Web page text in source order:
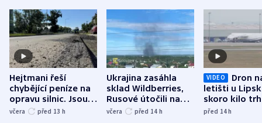
Hejtmani řeší
chybějící peníze na
opravu silnic. Jsou
nenárokové, namítá
včera před 13 h
Ukrajina zasáhla
sklad Wildberries,
Rusové útočili na
trh, hasiče či
včera před 14 h
VIDEO
Dron
letišti u
skoro kilo
indicie
před 14h